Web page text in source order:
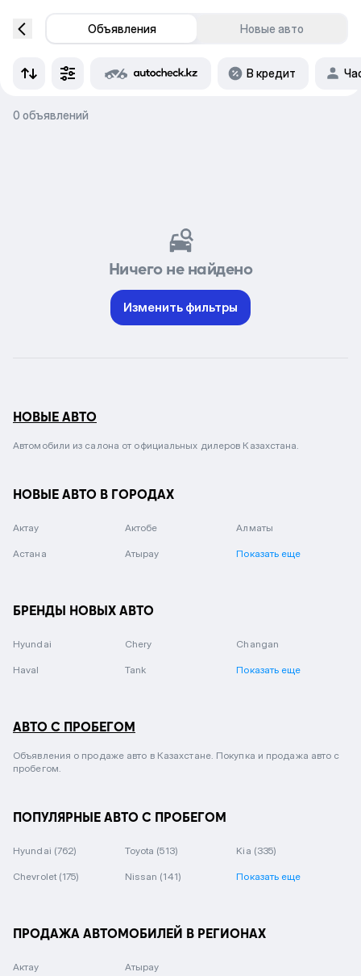
Объявления Новые авто
В кредит
0 объявлений
Ничего не найдено
Изменить фильтры
НОВЫЕ АВТО
Автомобили из салона от официальных дилеров Казахстана.
НОВЫЕ АВТО В ГОРОДАХ
Актау Актобе Алматы
Астана Атырау Показать еще
БРЕНДЫ НОВЫХ АВТО
Hyundai Chery Changan
Haval Tank Показать еще
АВТО С ПРОБЕГОМ
Объявления о продаже авто в Казахстане. Покупка и продажа авто с
пробегом.
ПОПУЛЯРНЫЕ АВТО С ПРОБЕГОМ
Hyundai (762) Toyota (513) Kia (335)
Chevrolet (175) Nissan (141) Показать еще
ПРОДАЖА АВТОМОБИЛЕЙ В РЕГИОНАХ
Актау Атырау